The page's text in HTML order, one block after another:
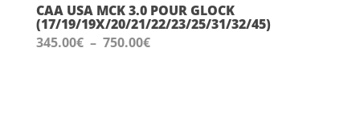
CAA USA MCK 3.0 POUR GLOCK
(17/19/19X/20/21/22/23/25/31/32/45)
345.00€ – 750.00€Plage